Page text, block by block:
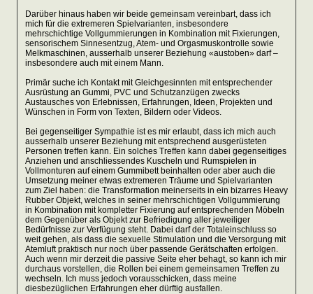
Darüber hinaus haben wir beide gemeinsam vereinbart, dass ich
mich für die extremeren Spielvarianten, insbesondere
mehrschichtige Vollgummierungen in Kombination mit Fixierungen,
sensorischem Sinnesentzug, Atem- und Orgasmuskontrolle sowie
Melkmaschinen, ausserhalb unserer Beziehung «austoben» darf –
insbesondere auch mit einem Mann.
Primär suche ich Kontakt mit Gleichgesinnten mit entsprechender
Ausrüstung an Gummi, PVC und Schutzanzügen zwecks
Austausches von Erlebnissen, Erfahrungen, Ideen, Projekten und
Wünschen in Form von Texten, Bildern oder Videos.
Bei gegenseitiger Sympathie ist es mir erlaubt, dass ich mich auch
ausserhalb unserer Beziehung mit entsprechend ausgerüsteten
Personen treffen kann. Ein solches Treffen kann dabei gegenseitiges
Anziehen und anschliessendes Kuscheln und Rumspielen in
Vollmonturen auf einem Gummibett beinhalten oder aber auch die
Umsetzung meiner etwas extremeren Träume und Spielvarianten
zum Ziel haben: die Transformation meinerseits in ein bizarres Heavy
Rubber Objekt, welches in seiner mehrschichtigen Vollgummierung
in Kombination mit kompletter Fixierung auf entsprechenden Möbeln
dem Gegenüber als Objekt zur Befriedigung aller jeweiliger
Bedürfnisse zur Verfügung steht. Dabei darf der Totaleinschluss so
weit gehen, als dass die sexuelle Stimulation und die Versorgung mit
Atemluft praktisch nur noch über passende Gerätschaften erfolgen.
Auch wenn mir derzeit die passive Seite eher behagt, so kann ich mir
durchaus vorstellen, die Rollen bei einem gemeinsamen Treffen zu
wechseln. Ich muss jedoch vorausschicken, dass meine
diesbezüglichen Erfahrungen eher dürftig ausfallen.